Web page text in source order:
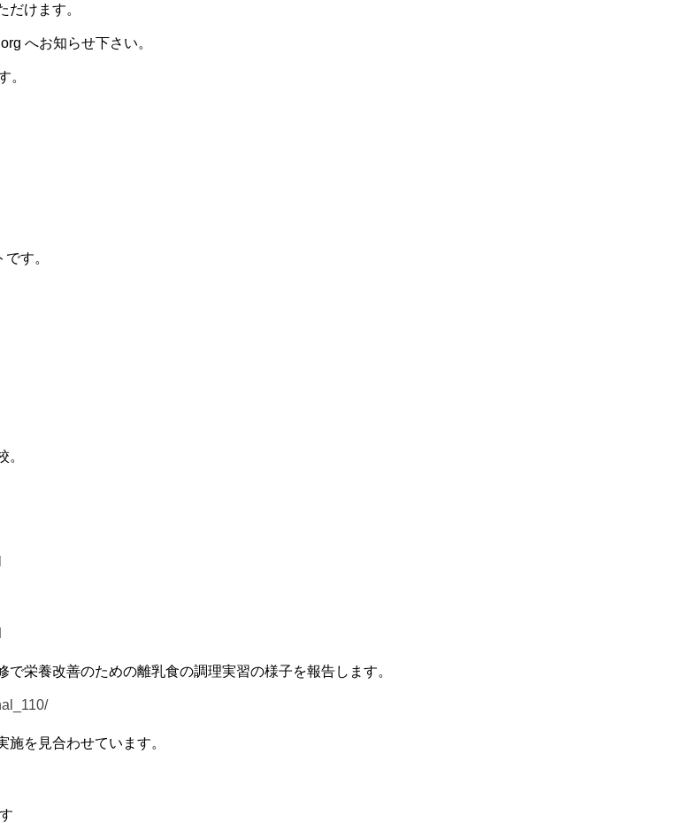
けます。
へお知らせ下さい。
。
す。
。
栄養改善のための離乳食の調理実習の様子を報告します。
を見合わせています。